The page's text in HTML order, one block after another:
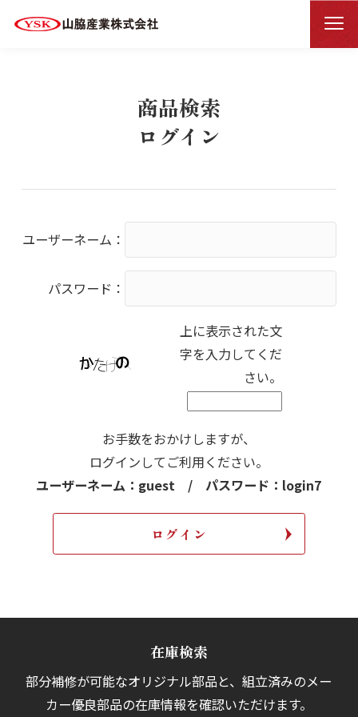
HOME 商品検索ログイン
商品検索
ログイン
ユーザーネーム：
パスワード：
上に表示された文
字を入力してくだ
さい。
お手数をおかけしますが、
ログインしてご利用ください。
ユーザーネーム：guest / パスワード：login7
在庫検索
部分補修が可能なオリジナル部品と、組立済みのメー
カー優良部品の在庫情報を確認いただけます。